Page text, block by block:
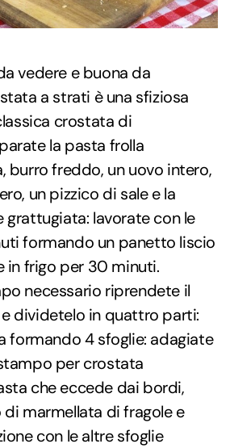
vedere e buona da
a strati è una sfiziosa
crostata di
la pasta frolla
burro freddo, un uovo intero,
un pizzico di sale e la
grattugiata: lavorate con le
formando un panetto liscio
in frigo per 30 minuti.
necessario riprendete il
dividetelo in quattro parti:
formando 4 sfoglie: adagiate
per crostata
che eccede dai bordi,
marmellata di fragole e
con le altre sfoglie